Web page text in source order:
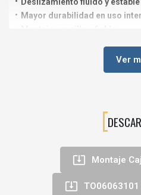
Mayor durabilidad en uso
🪚 Aplicaciones
Cajones de almacenaje en
Proyectos de carpintería
⚙️ Diferencial técnico: 25
Ver
 Montaje
